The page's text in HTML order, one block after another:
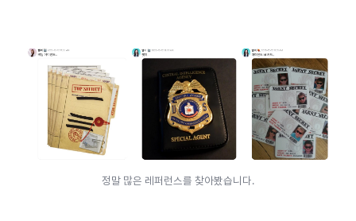
정말 많은 레퍼런스를 찾아봤습니다.